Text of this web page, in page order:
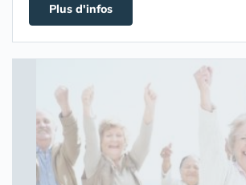
Plus d'infos